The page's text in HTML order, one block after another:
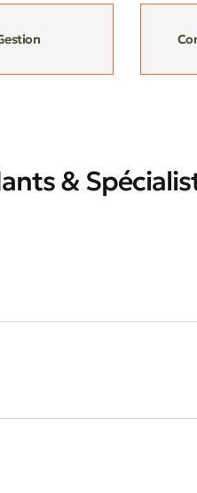
&